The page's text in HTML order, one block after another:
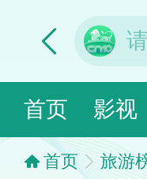
首页 影视
首页 旅游